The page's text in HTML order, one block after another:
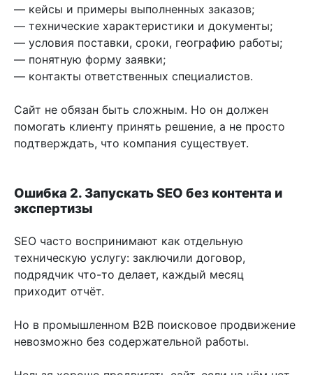
— кейсы и примеры выполненных заказов;
— технические характеристики и документы;
— условия поставки, сроки, географию работы;
— понятную форму заявки;
— контакты ответственных специалистов.
Сайт не обязан быть сложным. Но он должен
помогать клиенту принять решение, а не просто
подтверждать, что компания существует.
Ошибка 2. Запускать SEO без контента и
экспертизы
SEO часто воспринимают как отдельную
техническую услугу: заключили договор,
подрядчик что-то делает, каждый месяц
приходит отчёт.
Но в промышленном B2B поисковое продвижение
невозможно без содержательной работы.